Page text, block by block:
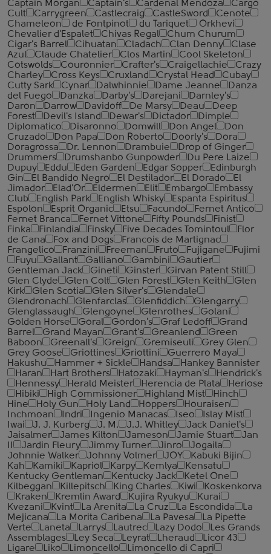
Captain Morgan
Captain's Cardenal Mendoza
Cargo
Cult
Carrygreen Castlecraig CastleSword
Cenote
Chameleon
de Fontpinot du Tariquet
Orkhevi
Chevalier d'Espalet
Chivas Regal
Chum Churum
Cigar's Barrel
Cihuatan Cladach Clan Denny
Clase
Azul
Claude Chatelier Clos Martin
Cool Skeleton
Cotswolds
Couronnier Crafter's Craigellachie
Crazy
Charley
Cross Keys Cruxland Crystal Head
Cubay
Cutty Sark
Cynar Dalwhinnie Dame Jeanne
Danza
del Fuego
Danzka Darby's Darejani
Darnley's
Daron
Darrow Davidoff De Marsy Deau
Deep
Forest
Devil's Island Dewar's Dictador
Dimple
Diplomatico
Disaronno Domwill Don Angel
Don
Cruzado
Don Papa Don Roberto Doorly's
Dora
Doragrossa
Dr. Lennon Drambuie
Drop of Ginger
Drummers
Drumshanbo Gunpowder
Du Pere Laize
Dupuy
Eddu Eden Garden Edgar Sopper
Edinburgh
Gin
El Bandido Negro El Destilador El Dorado
El
Jimador
Elad'Or Eldermen Elit Embargo
Embassy
Club
English Park English Whisky
Espanta Espiritus
Espolon
Esprit Organic Etsu Facundo
Fernet Antico
Fernet Branca
Fernet Vittone Fifty Pounds
Finist
Finka
Finlandia Finsky Five Decades Tomintoul
Flor
de Cana
Fox and Dogs
Francois de Martignac
Frangelico
Franzini Freeman Fruto Fujigane
Fujimi
Fuyu
Gallant Galliano Gambini
Gautier
Gentleman Jack
Gineti Ginster
Girvan Patent Still
Glen Clyde
Glen Colt Glen Forest Glen Keith
Glen
Kirk
Glen Scotia Glen Silver's
Glendale
Glendronach
Glenfarclas Glenfiddich
Glengarry
Glenglassaugh
Glengoyne Glenrothes
Golani
Golden Horse
Goral Gordon's Graf Ledoff
Grand
Barrel
Grand Mayan Grant's Greanlend
Green
Baboon
Greenall's Greign Gremiseuli
Grey Glen
Grey Goose
Griottines Griottini
Guerrero Maya
Hakushu
Hammer + Sickle Handsa
Hankey Bannister
Haran
Hart Brothers Hatozaki Hayman's
Hendrick's
Hennessy
Herald Meister Herencia de Plata
Heriose
Hibiki
High Commissioner Highland Mist
Hinch
Hine
Holy Gun Holy Land Hoppers
Houraisen
Inchmoan
Indri Ingenio Manacas Iseo
Islay Mist
Iwai
J. J. Kurberg J. M. J.J. Whitley
Jack Daniel's
Jaisalmer
James Kilton Jameson Jamie Stuart
Jan
Jardin Fleury Jimmy Turner Jinro
Jogaila
Johnnie Walker
Johnny Volmer JOY
Kabuki Bijin
Kah
Kamiki Kapriol Karpy Kemlya
Kensatu
Kentucky Gentleman
Kentucky Jack
Ketel One
Kilbeggan
Killepitsch King Charles Kiwi
Koskenkorva
Kraken
Kremlin Award Kujira Ryukyu
Kurai
Kvezani
Kvint La Arenita La Cruz La Escondida
La
Mejicana
La Morita Caribena La Pavesa
La Pipette
Verte
Laneta Larrys Lautrec Lazy Dodo
Les Grands
Assemblages
Ley Seca Leyrat Lheraud
Licor 43
Ligare
Liko Limoncello
Limoncello di Capri